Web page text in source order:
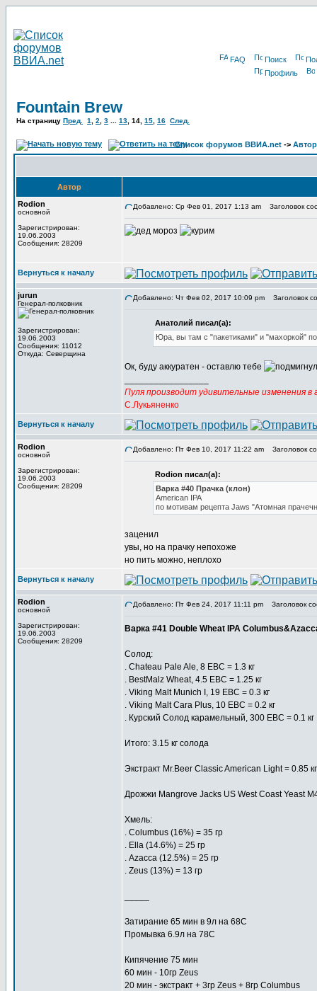
FAQ Поиск
Профиль
Fountain Brew
На страницу Пред. 1 2 3 13 14 15 16 След.
Список форумов ВВИА.net ->
Автор
Rodion
основной
Зарегистрирован:
19.06.2003
Сообщения: 28209
Добавлено: Ср Фев 01, 2017 1:13 am Заголовок
Вернуться к началу
jurun
Генерал-полковник
Зарегистрирован:
19.06.2003
Сообщения: 11012
Откуда: Северщина
Добавлено: Чт Фев 02, 2017 10:09 pm Заголовок
Анатолий писал(а):
Юра, вы там с "пакетиками" и "махоркой"
Ок, буду аккуратен - оставлю тебе
Пуля производит удивительные изменения в
С.Лукьяненко
Вернуться к началу
Rodion
основной
Зарегистрирован:
19.06.2003
Сообщения: 28209
Добавлено: Пт Фев 10, 2017 11:22 am Заголовок
Rodion писал(а):
Варка #40 Прачка (клон)
American IPA
по мотивам рецепта Jaws "Атомная
заценил
увы, но на прачку непохоже
но пить можно, неплохо
Вернуться к началу
Rodion
основной
Зарегистрирован:
19.06.2003
Сообщения: 28209
Добавлено: Пт Фев 24, 2017 11:11 pm Заголовок
Варка #41 Double Wheat IPA
Солод:
. Chateau Pale Ale, 8 EBC = 1.3 кг
. BestMalz Wheat, 4.5 EBC = 1.25 кг
. Viking Malt Munich I, 19 EBC = 0.3 кг
. Viking Malt Cara Plus, 10 EBC = 0.2 кг
. Курский Солод карамельный, 300 EBC = 0.1 кг
Итого: 3.15 кг солода
Экстракт Mr.Beer Classic American Light = 0.85 кг
Дрожжи Mangrove Jacks US West Coast Yeast
Хмель:
. Columbus (16%) = 35 гр
. Ella (14.6%) = 25 гр
. Azacca (12.5%) = 25 гр
. Zeus (13%) = 13 гр
Затирание 65 мин в 9л на 68С
Промывка 6.9л на 78C
Кипячение 75 мин
60 мин - 10гр Zeus
20 мин - экстракт + 3гр Zeus + 8гр Columbus